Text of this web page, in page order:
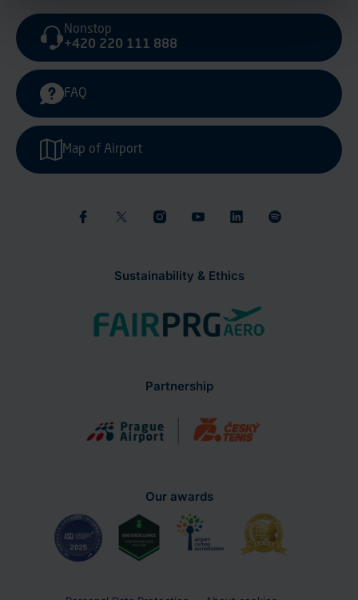
Sustainability & Ethics
Nonstop
+420 220 111 888
FAQ
Map of Airport
Partnership
Our awards